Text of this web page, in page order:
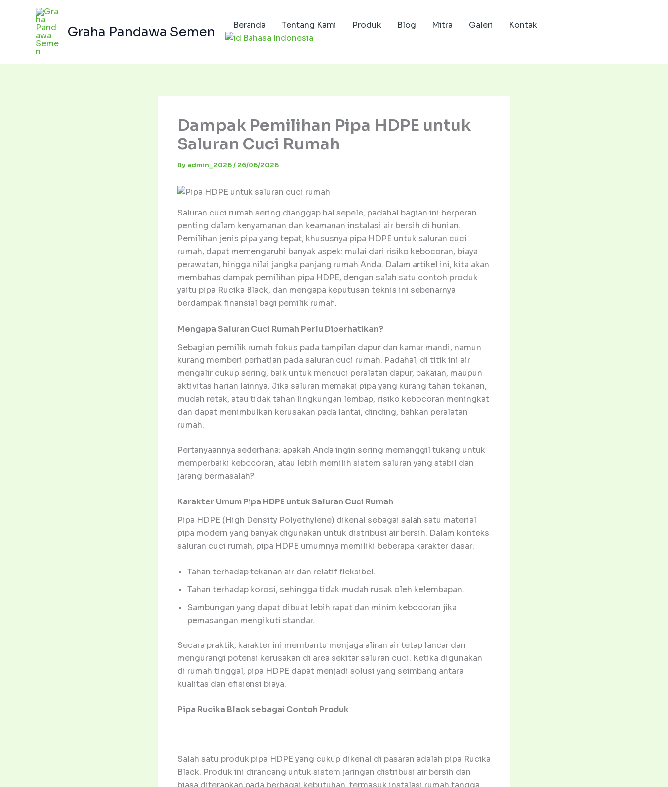
Graha Pandawa Semen Beranda Tentang Kami Produk Blog Mitra Galeri
Kontak
Bahasa Indonesia
Dampak Pemilihan Pipa HDPE untuk
Saluran Cuci Rumah
By admin_2026/ 26/06/2026
Saluran cuci rumah sering dianggap hal sepele, padahal bagian ini berperan
penting dalam kenyamanan dan keamanan instalasi air bersih di hunian.
Pemilihan jenis pipa yang tepat, khususnya pipa HDPE untuk saluran cuci
rumah, dapat memengaruhi banyak aspek: mulai dari risiko kebocoran, biaya
perawatan, hingga nilai jangka panjang rumah Anda. Dalam artikel ini, kita akan
membahas dampak pemilihan pipa HDPE, dengan salah satu contoh produk
yaitu pipa Rucika Black, dan mengapa keputusan teknis ini sebenarnya
berdampak finansial bagi pemilik rumah.
Mengapa Saluran Cuci Rumah Perlu Diperhatikan?
Sebagian pemilik rumah fokus pada tampilan dapur dan kamar mandi, namun
kurang memberi perhatian pada saluran cuci rumah. Padahal, di titik ini air
mengalir cukup sering, baik untuk mencuci peralatan dapur, pakaian, maupun
aktivitas harian lainnya. Jika saluran memakai pipa yang kurang tahan tekanan,
mudah retak, atau tidak tahan lingkungan lembap, risiko kebocoran meningkat
dan dapat menimbulkan kerusakan pada lantai, dinding, bahkan peralatan
rumah.
Pertanyaannya sederhana: apakah Anda ingin sering memanggil tukang untuk
memperbaiki kebocoran, atau lebih memilih sistem saluran yang stabil dan
jarang bermasalah?
Karakter Umum Pipa HDPE untuk Saluran Cuci Rumah
Pipa HDPE (High Density Polyethylene) dikenal sebagai salah satu material
pipa modern yang banyak digunakan untuk distribusi air bersih. Dalam konteks
saluran cuci rumah, pipa HDPE umumnya memiliki beberapa karakter dasar:
Tahan terhadap tekanan air dan relatif fleksibel.
Tahan terhadap korosi, sehingga tidak mudah rusak oleh kelembapan.
Sambungan yang dapat dibuat lebih rapat dan minim kebocoran jika
pemasangan mengikuti standar.
Secara praktik, karakter ini membantu menjaga aliran air tetap lancar dan
mengurangi potensi kerusakan di area sekitar saluran cuci. Ketika digunakan
di rumah tinggal, pipa HDPE dapat menjadi solusi yang seimbang antara
kualitas dan efisiensi biaya.
Pipa Rucika Black sebagai Contoh Produk
Salah satu produk pipa HDPE yang cukup dikenal di pasaran adalah pipa Rucika
Black. Produk ini dirancang untuk sistem jaringan distribusi air bersih dan